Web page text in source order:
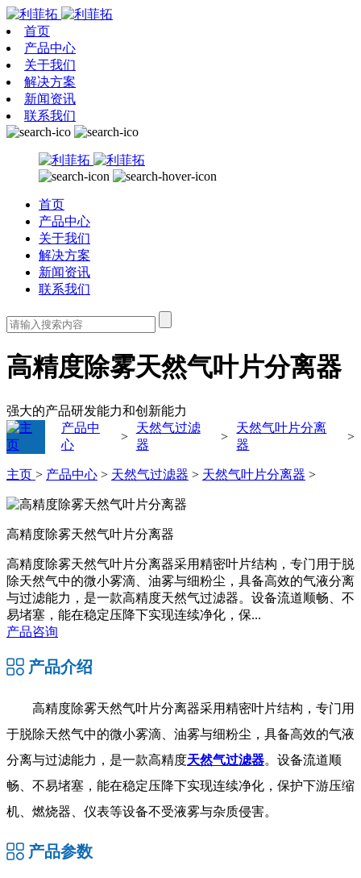
首页
产品中心
关于我们
解决方案
新闻资讯
联系我们
首页
产品中心
关于我们
解决方案
新闻资讯
联系我们
高精度除雾天然气叶片分离器
强大的产品研发能力和创新能力
产品中
心
>
天然气过滤
器
>
天然气叶片分离
器
>
主页 > 产品中心 > 天然气过滤器 > 天然气叶片分离器 >
高精度除雾天然气叶片分离器
高精度除雾天然气叶片分离器采用精密叶片结构，专门用于脱
除天然气中的微小雾滴、油雾与细粉尘，具备高效的气液分离
与过滤能力，是一款高精度天然气过滤器。设备流道顺畅、不
易堵塞，能在稳定压降下实现连续净化，保...
产品咨询
产品介绍
高精度除雾天然气叶片分离器采用精密叶片结构，专门用
于脱除天然气中的微小雾滴、油雾与细粉尘，具备高效的气液
分离与过滤能力，是一款高精度天然气过滤器。设备流道顺
畅、不易堵塞，能在稳定压降下实现连续净化，保护下游压缩
机、燃烧器、仪表等设备不受液雾与杂质侵害。
产品参数